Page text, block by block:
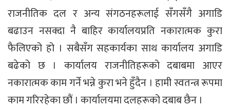
राजनीतिक दल र अन्य संगठनहरूलाई सँगसँगै अगाडि
बढाउन नसक्दा नै बाहिर कार्यालयप्रति नकारात्मक कुरा
फैलिएको हो । सबैसँग सहकार्यका साथ कार्यालय अगाडि
बढेको छ । कार्यालय राजनीतिहरूको दबाबमा आएर
नकारात्मक काम गर्ने भन्ने कुरा भने हुँदैन । हामी स्वतन्त्र रूपमा
काम गरिरहेका छौं । कार्यालयमा दलहरूको दबाब छैन ।